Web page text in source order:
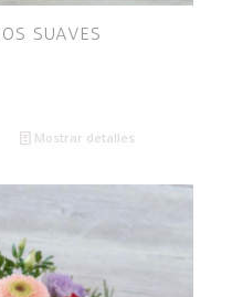
SUAVES
Mostrar detalles